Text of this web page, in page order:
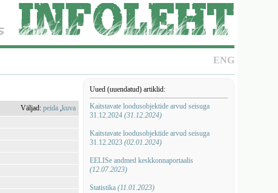
ENG
Uued (uuendatud) artiklid:
Kaitstavate loodusobjektide arvud seisuga
31.12.2024 (31.12.2024)
Kaitstavate loodusobjektide arvud seisuga
31.12.2023 (02.01.2024)
EELISe andmed keskkonnaportaalis
(12.07.2023)
Statistika (11.01.2023)
Väljad:peida ,kuva